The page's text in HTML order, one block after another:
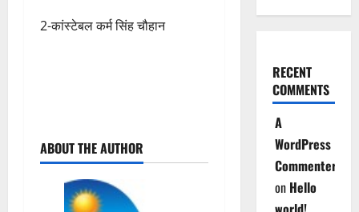
2-कांस्टेबल कर्म सिंह चौहान
o
ABOUT THE AUTHOR
RECENT
COMMENTS
A
WordPress
Commenter
on Hello